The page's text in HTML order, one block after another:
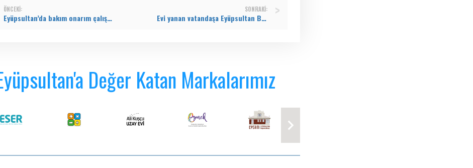
ÖNCEKI:
Eyüpsultan’da bakım onarım çalışmaları aralıksız sürüyor
SONRAKI:
Evi yanan vatandaşa Eyüpsultan Belediyesi’nden tadilat desteği
Değer Katan Markalarımız